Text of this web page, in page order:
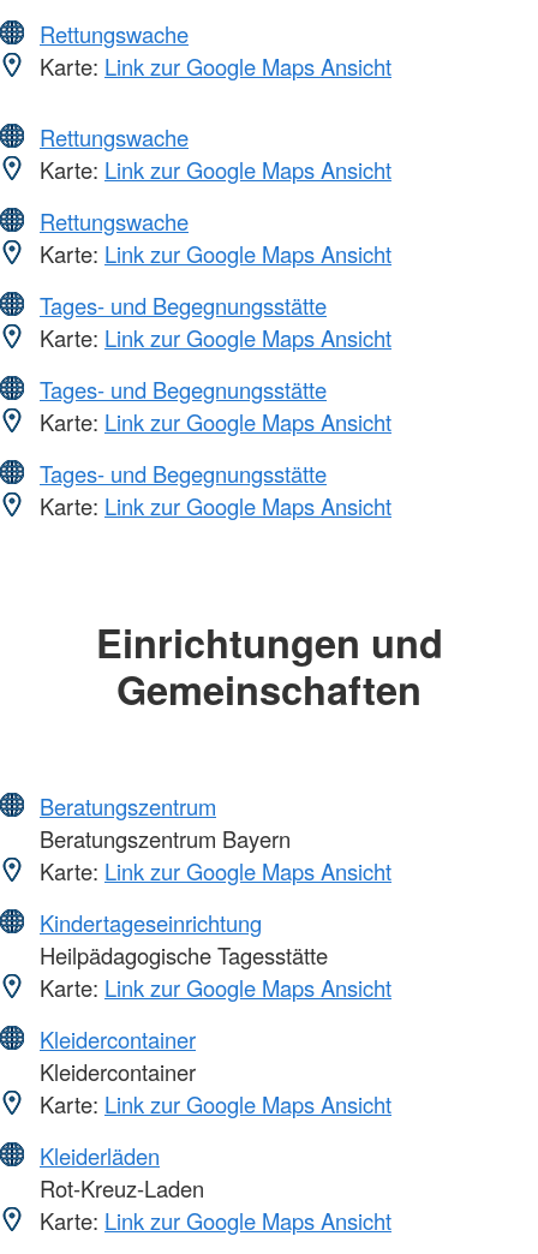
Rettungswache
Karte: Link zur Google Maps Ansicht
Rettungswache
Karte: Link zur Google Maps Ansicht
Rettungswache
Karte: Link zur Google Maps Ansicht
Tages- und Begegnungsstätte
Karte: Link zur Google Maps Ansicht
Tages- und Begegnungsstätte
Karte: Link zur Google Maps Ansicht
Tages- und Begegnungsstätte
Karte: Link zur Google Maps Ansicht
Einrichtungen und
Gemeinschaften
Beratungszentrum
Beratungszentrum Bayern
Karte: Link zur Google Maps Ansicht
Kindertageseinrichtung
Heilpädagogische Tagesstätte
Karte: Link zur Google Maps Ansicht
Kleidercontainer
Kleidercontainer
Karte: Link zur Google Maps Ansicht
Kleiderläden
Rot-Kreuz-Laden
Karte: Link zur Google Maps Ansicht